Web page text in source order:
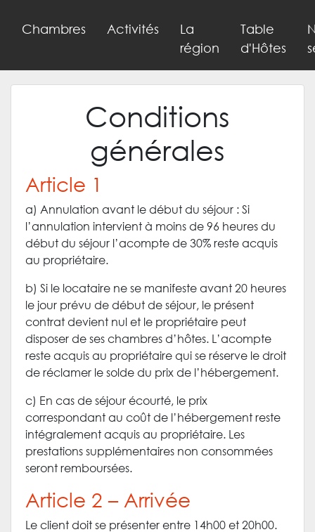
Chambres Activités
La
région
Table
d'Hôtes
Conditions
générales
Article 1
a) Annulation avant le début du séjour : Si
l’annulation intervient à moins de 96 heures du
début du séjour l’acompte de 30% reste acquis
au propriétaire.
b) Si le locataire ne se manifeste avant 20 heures
le jour prévu de début de séjour, le présent
contrat devient nul et le propriétaire peut
disposer de ses chambres d’hôtes. L’acompte
reste acquis au propriétaire qui se réserve le droit
de réclamer le solde du prix de l’hébergement.
c) En cas de séjour écourté, le prix
correspondant au coût de l’hébergement reste
intégralement acquis au propriétaire. Les
prestations supplémentaires non consommées
seront remboursées.
Article 2 – Arrivée
Le client doit se présenter entre 14h00 et 20h00.